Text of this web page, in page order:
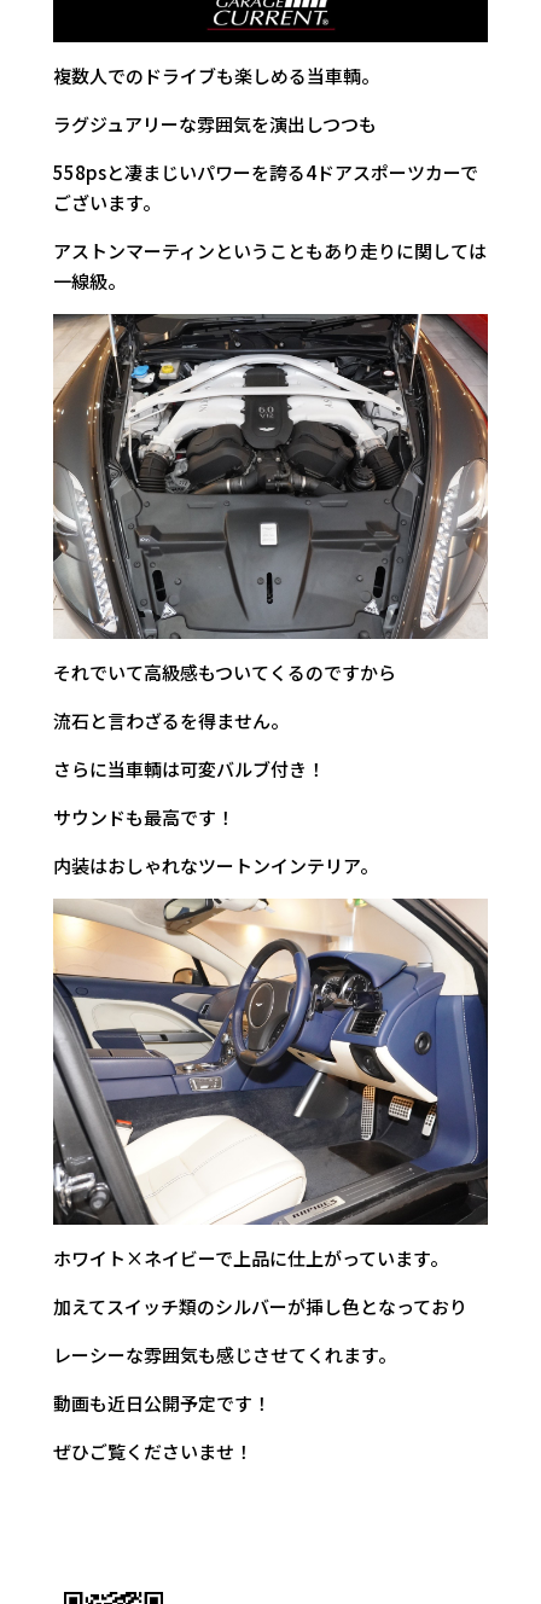
複数人でのドライブも楽しめる当車輌。
ラグジュアリーな雰囲気を演出しつつも
558psと凄まじいパワーを誇る4ドアスポーツカーで
ございます。
アストンマーティンということもあり走りに関しては
一線級。
それでいて高級感もついてくるのですから
流石と言わざるを得ません。
さらに当車輌は可変バルブ付き！
サウンドも最高です！
内装はおしゃれなツートンインテリア。
ホワイト×ネイビーで上品に仕上がっています。
加えてスイッチ類のシルバーが挿し色となっており
レーシーな雰囲気も感じさせてくれます。
動画も近日公開予定です！
ぜひご覧くださいませ！